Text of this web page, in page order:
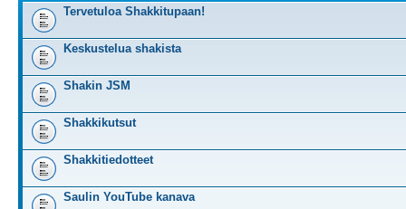
Tervetuloa Shakkitupaan!
Keskustelua shakista
Shakin JSM
Shakkikutsut
Shakkitiedotteet
Saulin YouTube kanava